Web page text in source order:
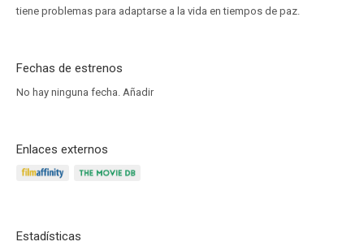
tiene problemas para adaptarse a la vida en tiempos de paz.
Fechas de estrenos
No hay ninguna fecha. Añadir
Enlaces externos
Estadísticas